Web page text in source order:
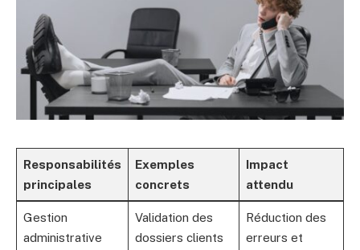
Responsabilités
principales
Exemples
concrets
Impact
attendu
Gestion
administrative
Validation des
dossiers clients
Réduction des
erreurs et